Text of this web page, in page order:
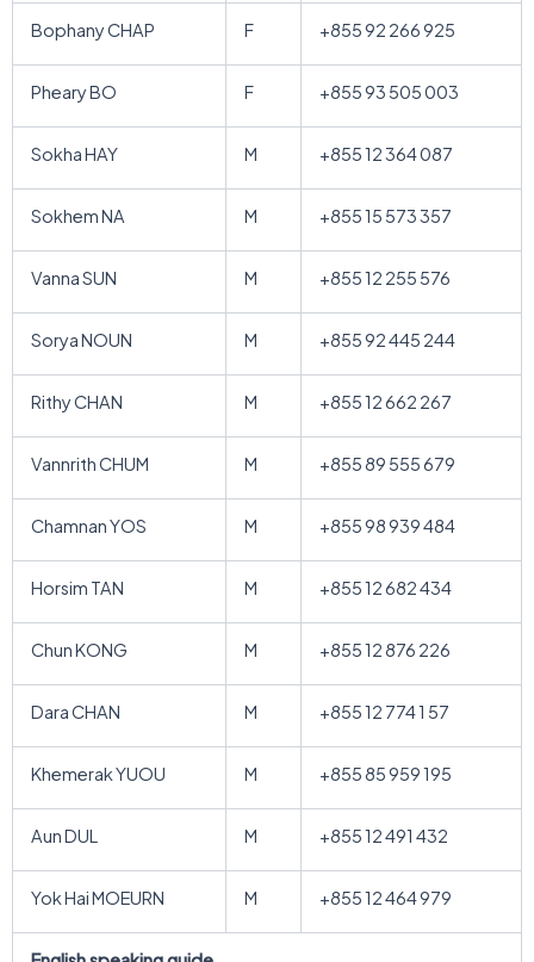
Bophany CHAP F +855 92 266 925
Pheary BO F +855 93 505 003
Sokha HAY M +855 12 364 087
Sokhem NA M +855 15 573 357
Vanna SUN M +855 12 255 576
Sorya NOUN M +855 92 445 244
Rithy CHAN M +855 12 662 267
Vannrith CHUM M +855 89 555 679
Chamnan YOS M +855 98 939 484
Horsim TAN M +855 12 682 434
Chun KONG M +855 12 876 226
Dara CHAN M +855 12 774 1 57
Khemerak YUOU M +855 85 959 195
Aun DUL M +855 12 491 432
Yok Hai MOEURN M +855 12 464 979